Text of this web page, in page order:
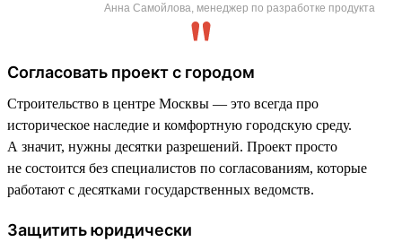
Анна Самойлова, менеджер по разработке продукта
Согласовать проект с городом
Строительство в центре Москвы — это всегда про
историческое наследие и комфортную городскую среду.
А значит, нужны десятки разрешений. Проект просто
не состоится без специалистов по согласованиям, которые
работают с десятками государственных ведомств.
Защитить юридически